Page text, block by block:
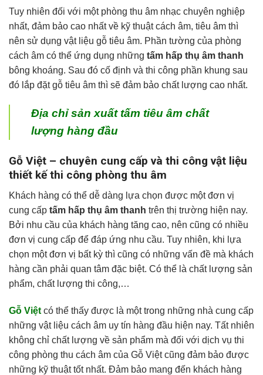
Tuy nhiên đối với một phòng thu âm nhạc chuyên nghiệp
nhất, đảm bảo cao nhất về kỹ thuật cách âm, tiêu âm thì
nên sử dụng vật liệu gỗ tiêu âm. Phần tường của phòng
cách âm có thể ứng dụng những tấm hấp thụ âm thanh
bông khoáng. Sau đó cố định và thi công phần khung sau
đó lắp đặt gỗ tiêu âm thì sẽ đảm bảo chất lượng cao nhất.
Địa chỉ sản xuất tấm tiêu âm chất
lượng hàng đầu
Gỗ Việt – chuyên cung cấp và thi công vật liệu
thiết kế thi công phòng thu âm
Khách hàng có thể dễ dàng lựa chọn được một đơn vị
cung cấp tấm hấp thụ âm thanh trên thị trường hiện nay.
Bởi nhu cầu của khách hàng tăng cao, nên cũng có nhiều
đơn vị cung cấp để đáp ứng nhu cầu. Tuy nhiên, khi lựa
chọn một đơn vị bất kỳ thì cũng có những vấn đề mà khách
hàng cần phải quan tâm đặc biệt. Có thể là chất lượng sản
phẩm, chất lượng thi công,…
Gỗ Việt có thể thấy được là một trong những nhà cung cấp
những vật liệu cách âm uy tín hàng đầu hiện nay. Tất nhiên
không chỉ chất lượng về sản phẩm mà đối với dịch vụ thi
công phòng thu cách âm của Gỗ Việt cũng đảm bảo được
những kỹ thuật tốt nhất. Đảm bảo mang đến khách hàng